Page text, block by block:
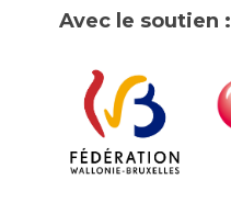
Avec le soutien :